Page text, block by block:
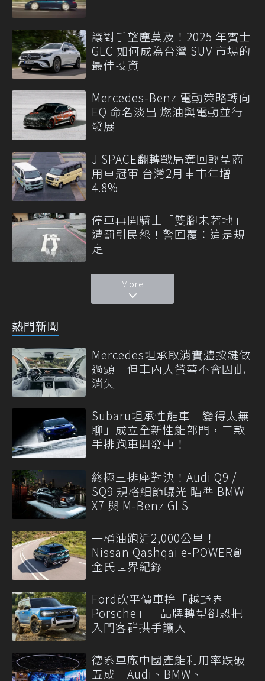
讓對手望塵莫及！2025 年賓士
GLC 如何成為台灣 SUV 市場的
最佳投資
Mercedes-Benz 電動策略轉向
EQ 命名淡出 燃油與電動並行
發展
J SPACE翻轉戰局奪回輕型商
用車冠軍 台灣2月車市年增
4.8%
停車再開騎士「雙腳未著地」
遭罰引民怨！警回覆：這是規
定
More
熱門新聞
Mercedes坦承取消實體按鍵做
過頭 但車內大螢幕不會因此
消失
Subaru坦承性能車「變得太無
聊」成立全新性能部門，三款
手排跑車開發中！
終極三排座對決！Audi Q9 /
SQ9 規格細節曝光 瞄準 BMW
X7 與 M-Benz GLS
一桶油跑近2,000公里！
Nissan Qashqai e-POWER創
金氏世界紀錄
Ford砍平價車拚「越野界
Porsche」 品牌轉型卻恐把
入門客群拱手讓人
德系車廠中國產能利用率跌破
五成 Audi、BMW、